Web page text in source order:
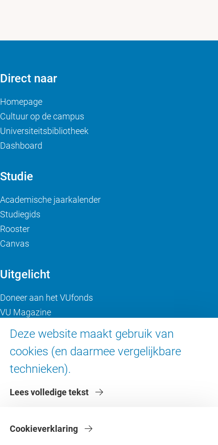
Deze website maakt gebruik van
cookies (en daarmee vergelijkbare
technieken).
Lees volledige tekst
Cookieverklaring
Direct naar
Homepage
Cultuur op de campus
Universiteitsbibliotheek
Dashboard
Studie
Academische jaarkalender
Studiegids
Rooster
Canvas
Uitgelicht
Doneer aan het VUfonds
VU Magazine
Over de VU
Contact en route
Faculteiten